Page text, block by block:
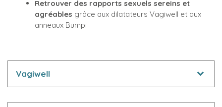
Retrouver des rapports sexuels sereins et
agréables grâce aux dilatateurs Vagiwell et aux
anneaux Bumpi
Vagiwell